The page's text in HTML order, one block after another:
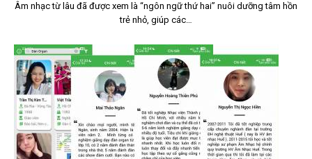
Âm nhạc từ lâu đã được xem là “ngôn ngữ thứ hai” nuôi dưỡng tâm hồn
trẻ nhỏ, giúp các…